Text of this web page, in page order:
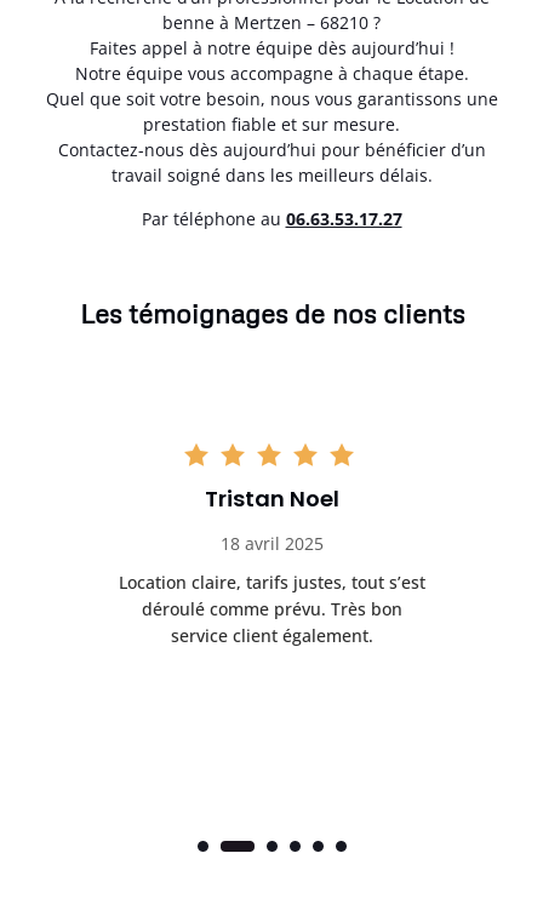
benne à Mertzen – 68210 ?
Faites appel à notre équipe dès aujourd’hui !
Notre équipe vous accompagne à chaque étape.
Quel que soit votre besoin, nous vous garantissons une
prestation fiable et sur mesure.
Contactez-nous dès aujourd’hui pour bénéficier d’un
travail soigné dans les meilleurs délais.
Par téléphone au 06.63.53.17.27
Les témoignages de nos clients
Tristan Noel
18 avril 2025
Location claire, tarifs justes, tout s’est
déroulé comme prévu. Très bon
service client également.